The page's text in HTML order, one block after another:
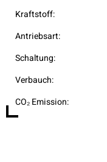
Kraftstoff:
Antriebsart:
Schaltung:
Verbauch:
CO₂ Emission: